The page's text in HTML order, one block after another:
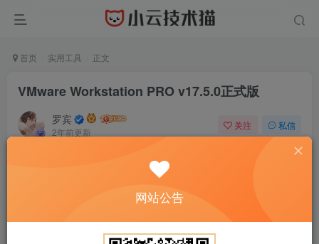
首页 实用工具 正文
VMware Workstation PRO v17.5.0正式版
罗宾
2年前更新
关注 私信
VMware Workstation PRO v17.5.0正式版
登录查看
网站公告